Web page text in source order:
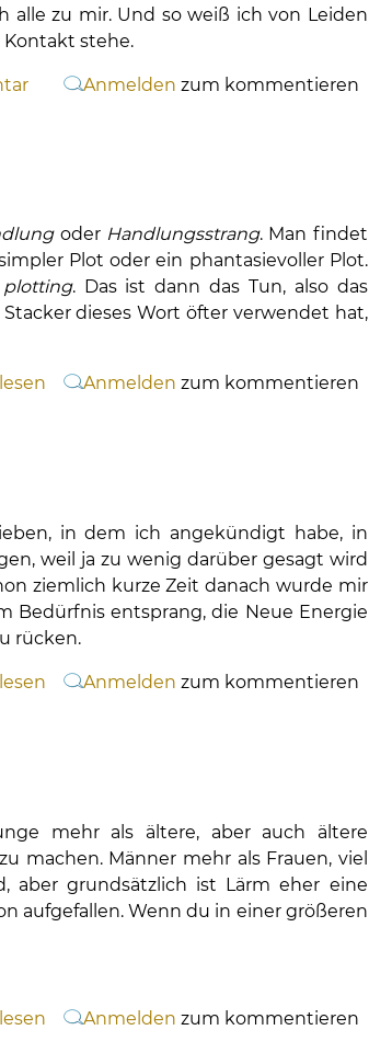
alle zu mir. Und so weiß ich von Leiden
stehe.
Anmelden zum kommentieren
oder Handlungsstrang. Man findet
Plot oder ein phantasievoller Plot.
plotting. Das ist dann das Tun, also das
dieses Wort öfter verwendet hat,
überAnmelden zum kommentieren
in dem ich angekündigt habe, in
weil ja zu wenig darüber gesagt wird
ziemlich kurze Zeit danach wurde mir
Bedürfnis entsprang, die Neue Energie
rücken.
überAnmelden zum kommentieren
mehr als ältere, aber auch ältere
machen. Männer mehr als Frauen, viel
aber grundsätzlich ist Lärm eher eine
aufgefallen. Wenn du in einer größeren
überAnmelden zum kommentieren